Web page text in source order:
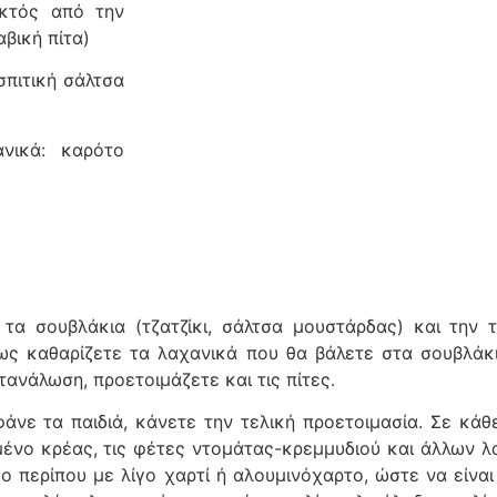
από την
πίτα)
σάλτσα
καρότο
σουβλάκια (τζατζίκι, σάλτσα μουστάρδας) και την
καθαρίζετε τα λαχανικά που θα βάλετε στα
προετοιμάζετε και τις πίτες.
τα παιδιά, κάνετε την τελική προετοιμασία. Σε
κρέας, τις φέτες ντομάτας-κρεμμυδιού και άλλων
με λίγο χαρτί ή αλουμινόχαρτο, ώστε να